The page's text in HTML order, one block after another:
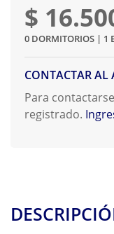
$
0 DORMITORIOS | 1
CONTACTAR
Para
registrado.